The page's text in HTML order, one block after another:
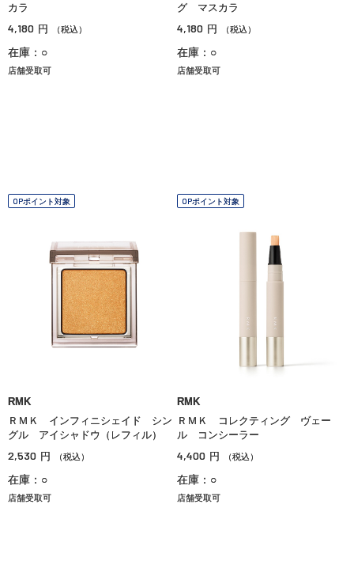
カラ
4,180 円 （税込）
在庫：○
店舗受取可
グ マスカラ
4,180 円 （税込）
在庫：○
店舗受取可
OPポイント対象
RMK
ＲＭＫ インフィニシェイド シン
グル アイシャドウ（レフィル）
2,530 円 （税込）
在庫：○
店舗受取可
OPポイント対象
RMK
ＲＭＫ コレクティング ヴェー
ル コンシーラー
4,400 円 （税込）
在庫：○
店舗受取可